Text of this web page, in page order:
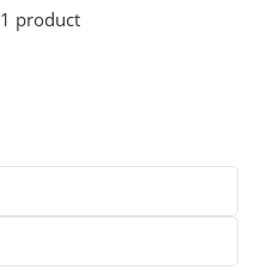
1 product